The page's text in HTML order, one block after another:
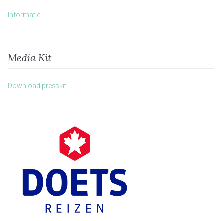
Informatie
Media Kit
Download presskit